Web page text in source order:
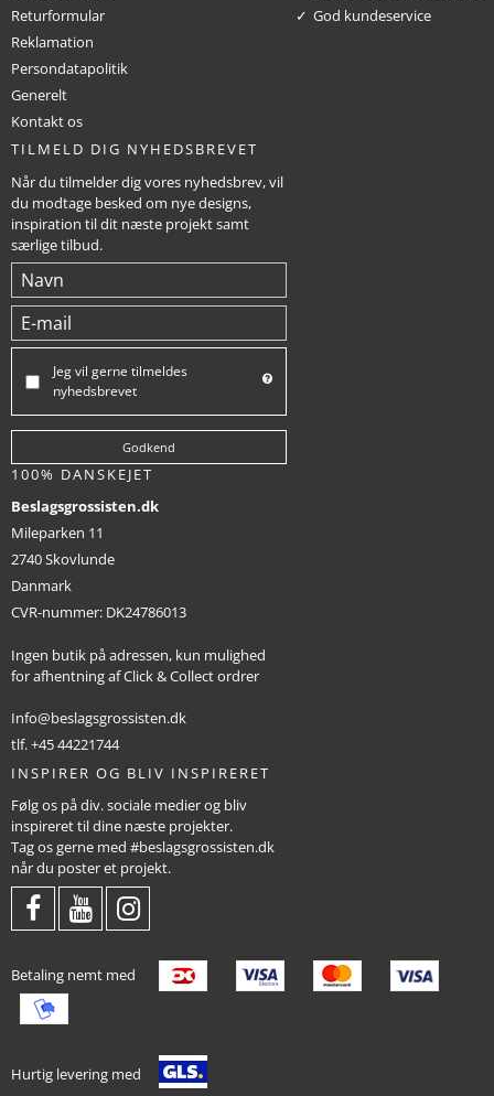
Returformular
Reklamation
Persondatapolitik
Generelt
Kontakt os
God kundeservice
TILMELD DIG NYHEDSBREVET
Når du tilmelder dig vores nyhedsbrev, vil
du modtage besked om nye designs,
inspiration til dit næste projekt samt
særlige tilbud.
Jeg vil gerne tilmeldes
nyhedsbrevet
Godkend
100% DANSKEJET
Beslagsgrossisten.dk
Mileparken 11
2740 Skovlunde
Danmark
CVR-nummer: DK24786013
Ingen butik på adressen, kun mulighed
for afhentning af Click & Collect ordrer
Info@beslagsgrossisten.dk
tlf. +45 44221744
INSPIRER OG BLIV INSPIRERET
Følg os på div. sociale medier og bliv
inspireret til dine næste projekter.
Tag os gerne med #beslagsgrossisten.dk
når du poster et projekt.
Betaling nemt med
Hurtig levering med